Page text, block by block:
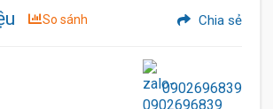
So sánh Chia sẻ
0902696839